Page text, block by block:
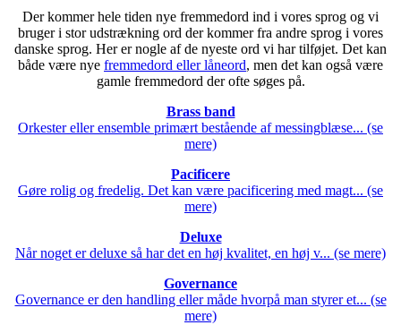
Der kommer hele tiden nye fremmedord ind i vores sprog og vi
bruger i stor udstrækning ord der kommer fra andre sprog i vores
danske sprog. Her er nogle af de nyeste ord vi har tilføjet. Det kan
både være nye fremmedord eller låneord, men det kan også være
gamle fremmedord der ofte søges på.
Brass band
Orkester eller ensemble primært bestående af messingblæse... (se
mere)
Pacificere
Gøre rolig og fredelig. Det kan være pacificering med magt... (se
mere)
Deluxe
Når noget er deluxe så har det en høj kvalitet, en høj v... (se mere)
Governance
Governance er den handling eller måde hvorpå man styrer et... (se
mere)